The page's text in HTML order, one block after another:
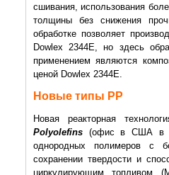
сшивания, использования
толщины без снижения
обработке позволяет
Dowlex 2344E, но здесь
применением являются
ценой Dowlex 2344E.
Новые типы PP
Новая реакторная
Polyolefins (офис в США в
однородных полимеров с
сохранении твердости и
циркулирующим топливом